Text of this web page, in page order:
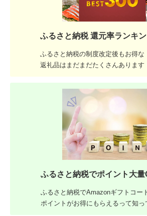
ふるさと納税 還元率ランキ
ふるさと納税の制度改定後もお得な
返礼品はまだまだたくさんあります
ふるさと納税でポイント大量
ふるさと納税でAmazonギフトコー
ポイントがお得にもらえるって知っ